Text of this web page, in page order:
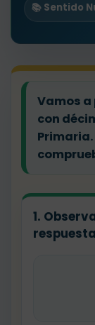
📚 Sentido
Vamos
con
1.